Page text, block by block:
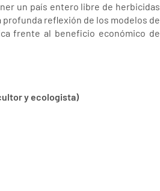
un país entero libre de herbicidas
profunda reflexión de los modelos de
frente al beneficio económico de
y ecologista)